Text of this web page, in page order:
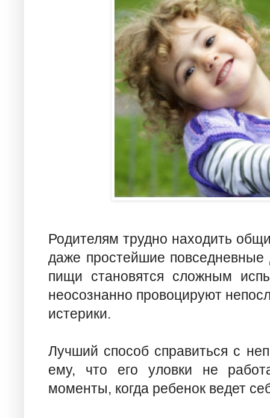
Родителям трудно находить
даже простейшие
пищи становятся сложным
неосознанно провоцируют
истерики.
Лучший способ справиться с
ему, что его уловки не
моменты, когда ребенок ведет